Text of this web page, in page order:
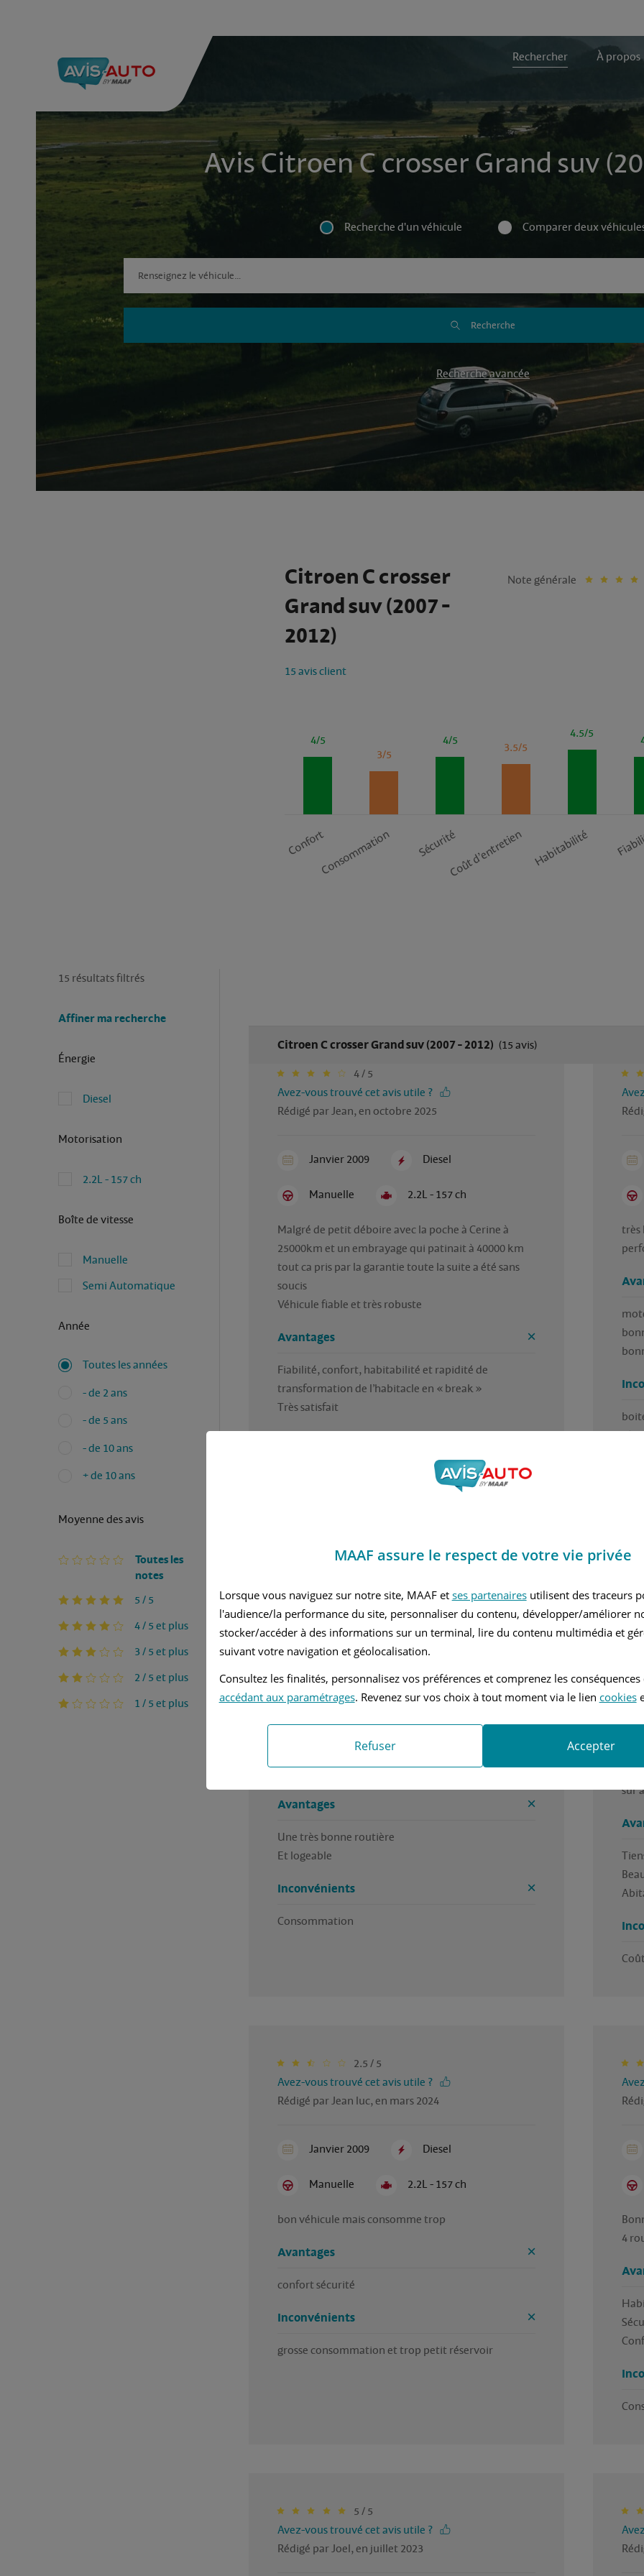
Rechercher À propos
Avis Citroen C crosser Grand suv
Recherche d'un véhicule Comparer deux
Recherche
Recherche avancée
Citroen C crosser
Grand suv (2007 -
2012)
15 avis client
Note générale
4/5
Confort
3/5
Consommation
4/5
Sécurité
3.5/5
Coût d’entretien
4.5/5
Habitabilité
15 résultats filtrés
Affiner ma recherche
Énergie
Diesel
Motorisation
2.2L - 157 ch
Boîte de vitesse
Manuelle
Semi Automatique
Année
Toutes les années
- de 2 ans
- de 5 ans
- de 10 ans
+ de 10 ans
Moyenne des avis
Toutes les
notes
5 / 5
4 / 5 et plus
3 / 5 et plus
2 / 5 et plus
1 / 5 et plus
Citroen C crosser Grand suv (2007 - 2012) (15 avis)
4 / 5
Avez-vous trouvé cet avis utile ?
Rédigé par Jean, en octobre 2025
Janvier 2009 Diesel
Manuelle 2.2L - 157 ch
Malgré de petit déboire avec la poche à Cerine à
25000km et un embrayage qui patinait à 40000 km
tout ca pris par la garantie toute la suite a été sans
soucis
Véhicule fiable et très robuste
Avantages
Fiabilité, confort, habitabilité et rapidité de
transformation de l’habitacle en « break »
Très satisfait
Je n’en vois qu’un c’est la consommation
très
Avez-vous trouvé cet avis utile ?
Rédigé par Roger, en janvier 2025
Manuelle 2.2L - 157 ch
façon, dommage qu'il consomme un peu,mais tiens
très bien la route.❤️
Avantages
Une très bonne routière
Et logeable
Inconvénients
Consommation
on
sur
2.5 / 5
Avez-vous trouvé cet avis utile ?
Rédigé par Jean luc, en mars 2024
Janvier 2009 Diesel
Manuelle 2.2L - 157 ch
bon véhicule mais consomme trop
Avantages
confort sécurité
Inconvénients
grosse consommation et trop petit réservoir
4
5 / 5
Avez-vous trouvé cet avis utile ?
Rédigé par Joel, en juillet 2023
MAAF assure le respect de votre vie privée
Lorsque vous naviguez sur notre site, MAAF et ses partenairesutilisent des traceurs
l'audience/la performance du site, personnaliser du contenu, développer/améliorer
stocker/accéder à des informations sur un terminal, lire du contenu multimédia et
suivant votre navigation et géolocalisation.
Consultez les finalités, personnalisez vos préférences et comprenez les
accédant aux paramétrages. Revenez sur vos choix à tout moment via le lien cookies
Refuser Accepter